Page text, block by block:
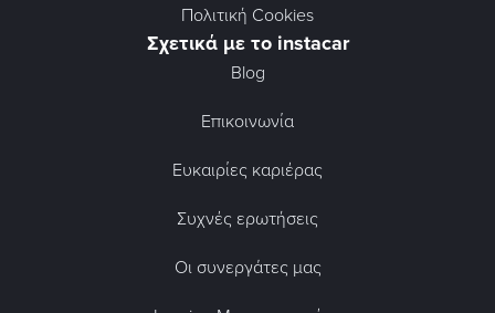
Πολιτική Cookies
Σχετικά με το instacar
Blog
Επικοινωνία
Ευκαιρίες καριέρας
Συχνές ερωτήσεις
Οι συνεργάτες μας